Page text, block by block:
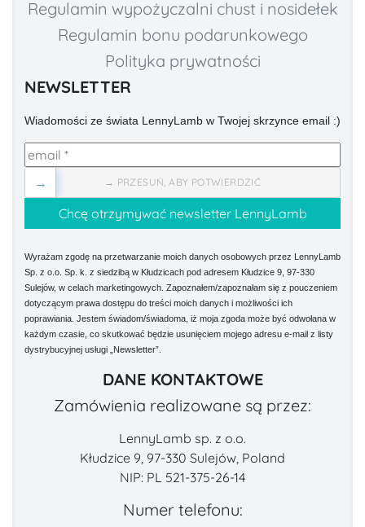
Regulamin wypożyczalni chust i nosidełek
Regulamin bonu podarunkowego
Polityka prywatności
NEWSLETTER
Wiadomości ze świata LennyLamb w Twojej skrzynce email :)
→ PRZESUŃ, ABY POTWIERDZIĆ
→
Wyrażam zgodę na przetwarzanie moich danych osobowych przez LennyLamb
Sp. z o.o. Sp. k. z siedzibą w Kłudzicach pod adresem Kłudzice 9, 97-330
Sulejów, w celach marketingowych. Zapoznałem/zapoznałam się z pouczeniem
dotyczącym prawa dostępu do treści moich danych i możliwości ich
poprawiania. Jestem świadom/świadoma, iż moja zgoda może być odwołana w
każdym czasie, co skutkować będzie usunięciem mojego adresu e-mail z listy
dystrybucyjnej usługi „Newsletter”.
DANE KONTAKTOWE
Zamówienia realizowane są przez:
LennyLamb sp. z o.o.
Kłudzice 9, 97-330 Sulejów, Poland
NIP: PL 521-375-26-14
Numer telefonu: